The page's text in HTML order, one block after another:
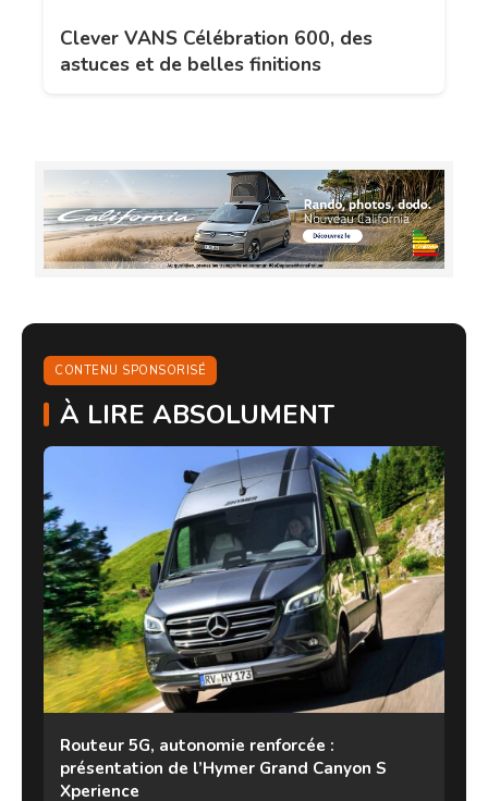
Clever VANS Célébration 600, des
astuces et de belles finitions
CONTENU SPONSORISÉ
À LIRE ABSOLUMENT
Routeur 5G, autonomie renforcée :
présentation de l’Hymer Grand Canyon S
Xperience